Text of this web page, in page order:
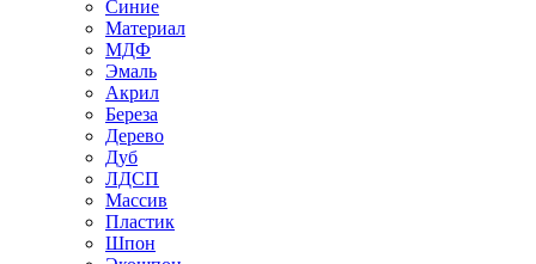
Синие
Материал
МДФ
Эмаль
Акрил
Береза
Дерево
Дуб
ЛДСП
Массив
Пластик
Шпон